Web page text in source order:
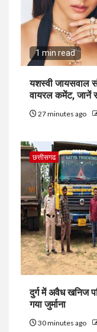
1 min read
यशस्वी जायसवाल
वायरल कमेंट, जानें
27 minutes ago
छत्तीसगढ
दुर्ग में अवैध खनिज
गया जुर्माना
30 minutes ago